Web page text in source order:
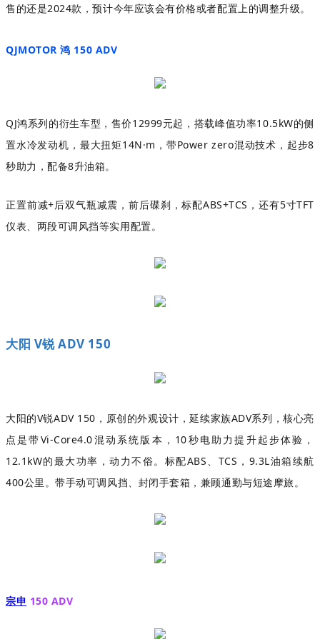
售的还是2024款，预计今年应该会有价格或者配置上的调整升级。
QJMOTOR 鸿 150 ADV
QJ鸿系列的衍生车型，售价12999元起，搭载峰值功率10.5kW的侧
置水冷发动机，最大扭矩14N·m，带Power zero混动技术，起步8
秒助力，配备8升油箱。
正置前减+后双气瓶减震，前后碟刹，标配ABS+TCS，还有5寸TFT
仪表、两段可调风挡等实用配置。
大阳 V锐 ADV 150
大阳的V锐ADV 150，原创的外观设计，延续家族ADV系列，核心亮
点是带Vi-Core4.0混动系统版本，10秒电助力提升起步体验，
12.1kW的最大功率，动力不俗。标配ABS、TCS，9.3L油箱续航
400公里。带手动可调风挡、封闭手套箱，兼顾通勤与短途摩旅。
宗申 150 ADV